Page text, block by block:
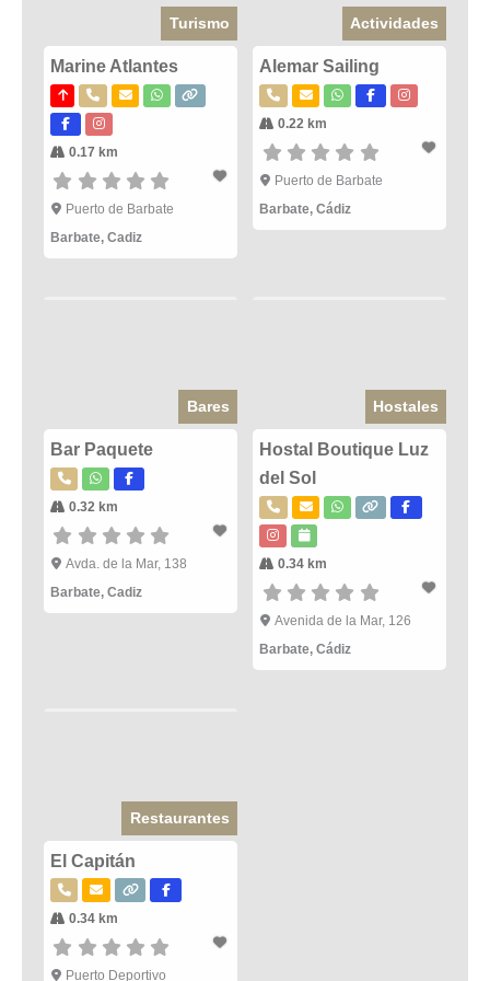
Turismo
Marine Atlantes
0.17 km
Puerto de Barbate
Barbate, Cadiz
Actividades
Alemar Sailing
0.22 km
Puerto de Barbate
Barbate,Cádiz
Bares
Bar Paquete
0.32 km
Avda. de la Mar, 138
Barbate, Cadiz
Hostales
Hostal Boutique Luz
del Sol
0.34 km
Avenida de la Mar, 126
Barbate,Cádiz
Restaurantes
El Capitán
0.34 km
Puerto Deportivo